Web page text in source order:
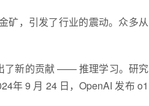
矿，引发了行业的震动。众多从
了新的贡献 —— 推理学习。研究
年 9 月 24 日，OpenAI 发布 o1